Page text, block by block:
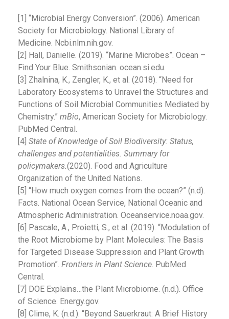
[1] “Microbial Energy Conversion”. (2006). American
Society for Microbiology. National Library of
Medicine. Ncbi.nlm.nih.gov.
[2] Hall, Danielle. (2019). “Marine Microbes”. Ocean –
Find Your Blue. Smithsonian. ocean.si.edu.
[3] Zhalnina, K., Zengler, K., et al. (2018). “Need for
Laboratory Ecosystems to Unravel the Structures and
Functions of Soil Microbial Communities Mediated by
Chemistry.” mBio, American Society for Microbiology.
PubMed Central.
[4] State of Knowledge of Soil Biodiversity: Status,
challenges and potentialities. Summary for
policymakers.(2020). Food and Agriculture
Organization of the United Nations.
[5] “How much oxygen comes from the ocean?” (n.d).
Facts. National Ocean Service, National Oceanic and
Atmospheric Administration. Oceanservice.noaa.gov.
[6] Pascale, A., Proietti, S., et al. (2019). “Modulation of
the Root Microbiome by Plant Molecules: The Basis
for Targeted Disease Suppression and Plant Growth
Promotion”. Frontiers in Plant Science. PubMed
Central.
[7] DOE Explains…the Plant Microbiome. (n.d.). Office
of Science. Energy.gov.
[8] Clime, K. (n.d.). “Beyond Sauerkraut: A Brief History